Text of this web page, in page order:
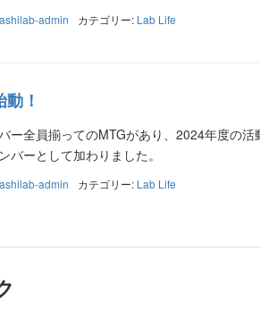
admin カテゴリー: Lab Life
！
ー全員揃ってのMTGがあり、2024年度の
バーとして加わりました。
admin カテゴリー: Lab Life